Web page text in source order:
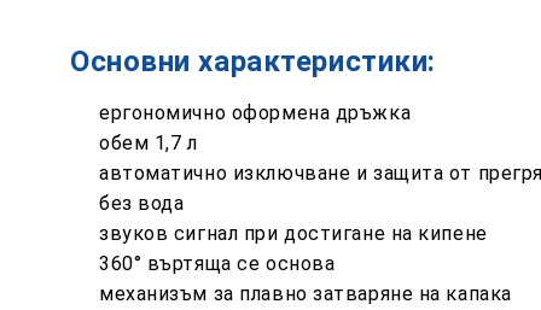
Основни характеристики:
ергономично оформена дръжка
обем 1,7 л
автоматично изключване и защита от
без вода
звуков сигнал при достигане на кипене
360° въртяща се основа
механизъм за плавно затваряне на капака